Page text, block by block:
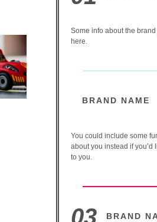
Some info about the
here.
BRAND NAME
You could include some
about you instead if you’d
to you.
03 BRAND